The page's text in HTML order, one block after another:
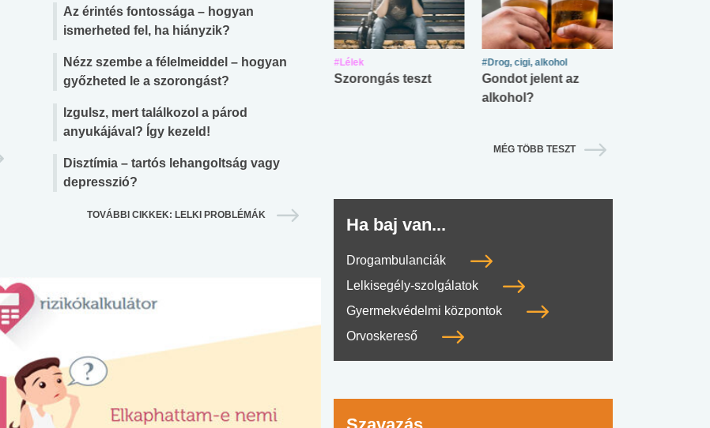
Az érintés fontossága – hogyan
ismerheted fel, ha hiányzik?
Nézz szembe a félelmeiddel – hogyan
győzheted le a szorongást?
Izgulsz, mert találkozol a párod
anyukájával? Így kezeld!
Disztímia – tartós lehangoltság vagy
depresszió?
TOVÁBBI CIKKEK: LELKI PROBLÉMÁK
#Suli, munka
Angol középfokú
No.42
#Suli, munka
Internet-függőség
#Lélek
Szorongás teszt
#Drog, cigi, alkohol
Gondot jelent az
alkohol?
MÉG TÖBB TESZT
Ha baj van...
Drogambulanciák
Lelkisegély-szolgálatok
Gyermekvédelmi központok
Orvoskereső